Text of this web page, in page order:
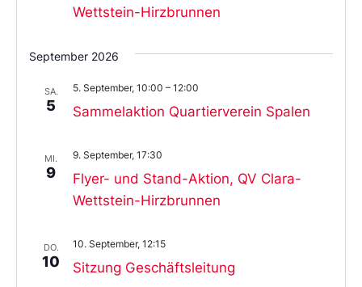
Wettstein-Hirzbrunnen
September 2026
SA.
5 Sammelaktion Quartierverein Spalen
5. September, 10:00 – 12:00
MI.
9
Flyer- und Stand-Aktion, QV Clara-
Wettstein-Hirzbrunnen
9. September, 17:30
DO.
10 Sitzung Geschäftsleitung
10. September, 12:15